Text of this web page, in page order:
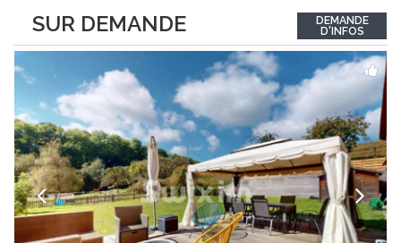
SUR DEMANDE
d'informations ou recevoir le dossier.
DEMANDE
D'INFOS